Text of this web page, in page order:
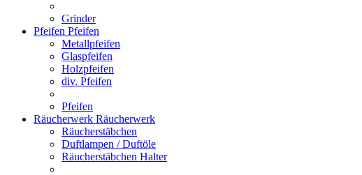
Grinder
Pfeifen Pfeifen
Metallpfeifen
Glaspfeifen
Holzpfeifen
div. Pfeifen
Pfeifen
Räucherwerk Räucherwerk
Räucherstäbchen
Duftlampen / Duftöle
Räucherstäbchen Halter